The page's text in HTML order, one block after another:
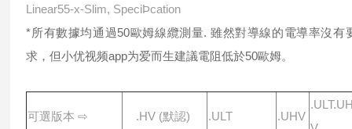
Linear55-x-Slim, SpeciÞcation
*所有數據均通過50歐姆線纜測量. 雖然對導線的電導率沒有
求，但小优视频app为爱而生建議電阻低於50歐姆。
可選版本 ⇨ .HV (默認) .ULT .UHV